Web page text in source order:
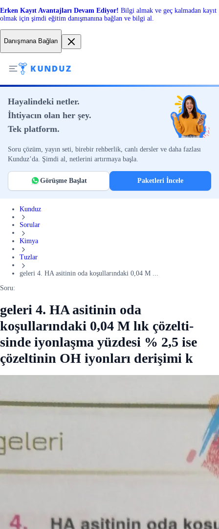
Erken Kayıt Avantajları Devam Ediyor! Bilgi almak ve geç kalmadan kayıt
olmak için şimdi eğitim danışmanına bağlan ve bilgi al.
Danışmana Bağlan
Hayalindeki netler.
İhtiyacın olan her şey.
Tek platform.
Soru çözüm, yayın seti, birebir rehberlik, canlı dersler ve daha fazlası
Kunduz’da. Şimdi al, netlerini artırmaya başla.
Görüşme Başlat Paketleri İncele
Kunduz
Sorular
Kimya
Tuzlar
geleri 4. HA asitinin oda koşullarındaki 0,04 M ...
Soru:
geleri 4. HA asitinin oda
koşullarındaki 0,04 M lık çözelti-
sinde iyonlaşma yüzdesi % 2,5 ise
çözeltinin OH iyonları derişimi k